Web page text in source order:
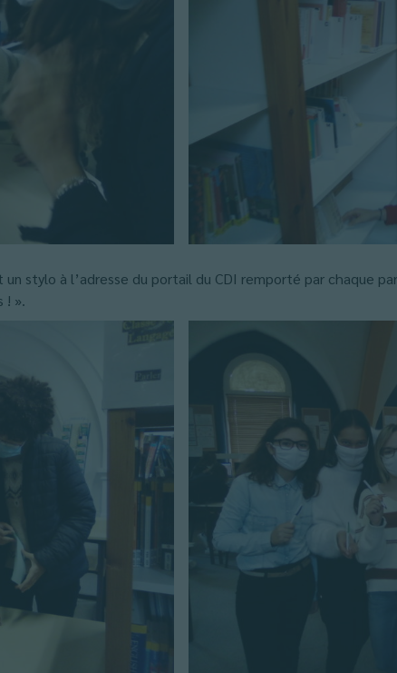
stylo à l’adresse du portail du CDI remporté par chaque
! ».